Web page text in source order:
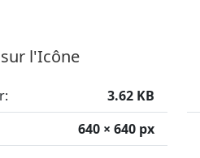
l'Icône
3.62 KB
640 × 640 px